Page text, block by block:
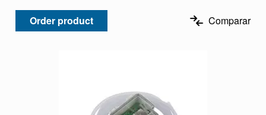
Order product Comparar